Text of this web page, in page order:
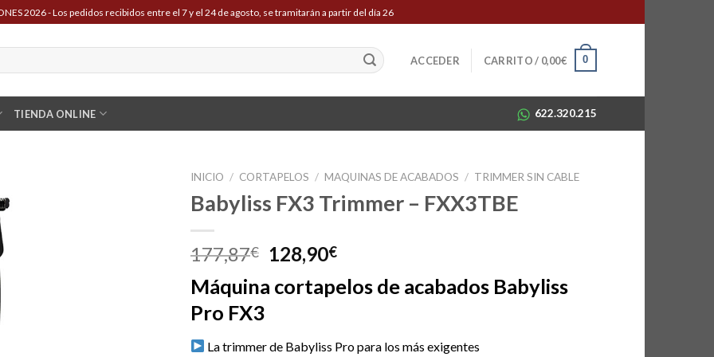
2026 - Los pedidos recibidos entre el 7 y el 24 de agosto, se tramitarán a partir del día 26
ACCEDER CARRITO / 0,00€ 0
TIENDA ONLINE 622.320.215
INICIO / CORTAPELOS / MAQUINAS DE ACABADOS / TRIMMER SIN CABLE
Babyliss FX3 Trimmer – FXX3TBE
177,87€
El
precio
original
128,90€El
actual
Máquina cortapelos de acabados Babyliss
Pro FX3
La trimmer de Babyliss Pro para los más exigentes